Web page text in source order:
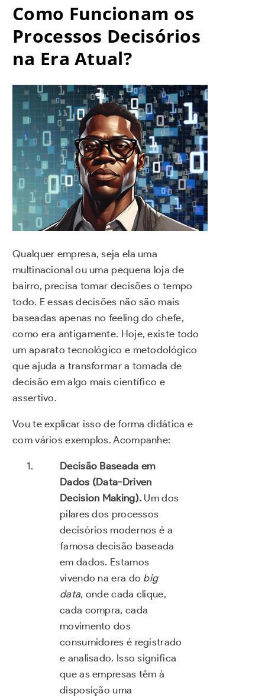
Como Funcionam os
Processos Decisórios
na Era Atual?
Qualquer empresa, seja ela uma
multinacional ou uma pequena loja de
bairro, precisa tomar decisões o tempo
todo. E essas decisões não são mais
baseadas apenas no feeling do chefe,
como era antigamente. Hoje, existe todo
um aparato tecnológico e metodológico
que ajuda a transformar a tomada de
decisão em algo mais científico e
assertivo.
Vou te explicar isso de forma didática e
com vários exemplos. Acompanhe:
Decisão Baseada em
Dados (Data-Driven
Decision Making). Um dos
pilares dos processos
decisórios modernos é a
famosa decisão baseada
em dados. Estamos
vivendo na era do big
data, onde cada clique,
cada compra, cada
movimento dos
consumidores é registrado
e analisado. Isso significa
que as empresas têm à
disposição uma